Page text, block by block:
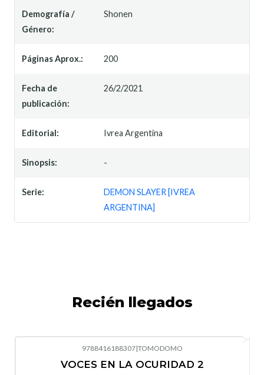
Demografía /
Género:
Shonen
Páginas Aprox.: 200
Fecha de
publicación:
26/2/2021
Editorial: Ivrea Argentina
Sinopsis: -
Serie:
DEMON SLAYER [IVREA
ARGENTINA]
Recién llegados
9788416188307|TOMODOMO
VOCES EN LA OCURIDAD 2